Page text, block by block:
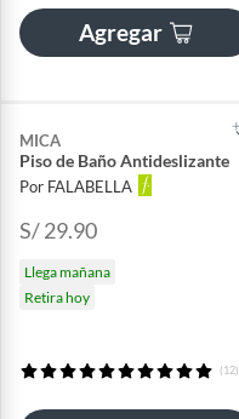
Agregar
MICA
Piso de Baño Antideslizante
Por FALABELLA
S/ 29.90
Llega mañana
Retira hoy
(12)